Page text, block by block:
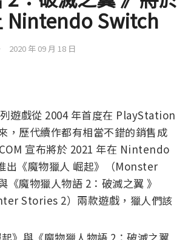
Nintendo Switch
2020 年 09 月 18 日
列遊戲從 2004 年首度在 PlayStation
，歷代續作都有相當不錯的銷售成
宣布將於 2021 年在 Nintendo
出《魔物獵人 崛起》（Monster
魔物獵人物語 2：破滅之翼 》
Stories 2）兩款遊戲，獵人們該